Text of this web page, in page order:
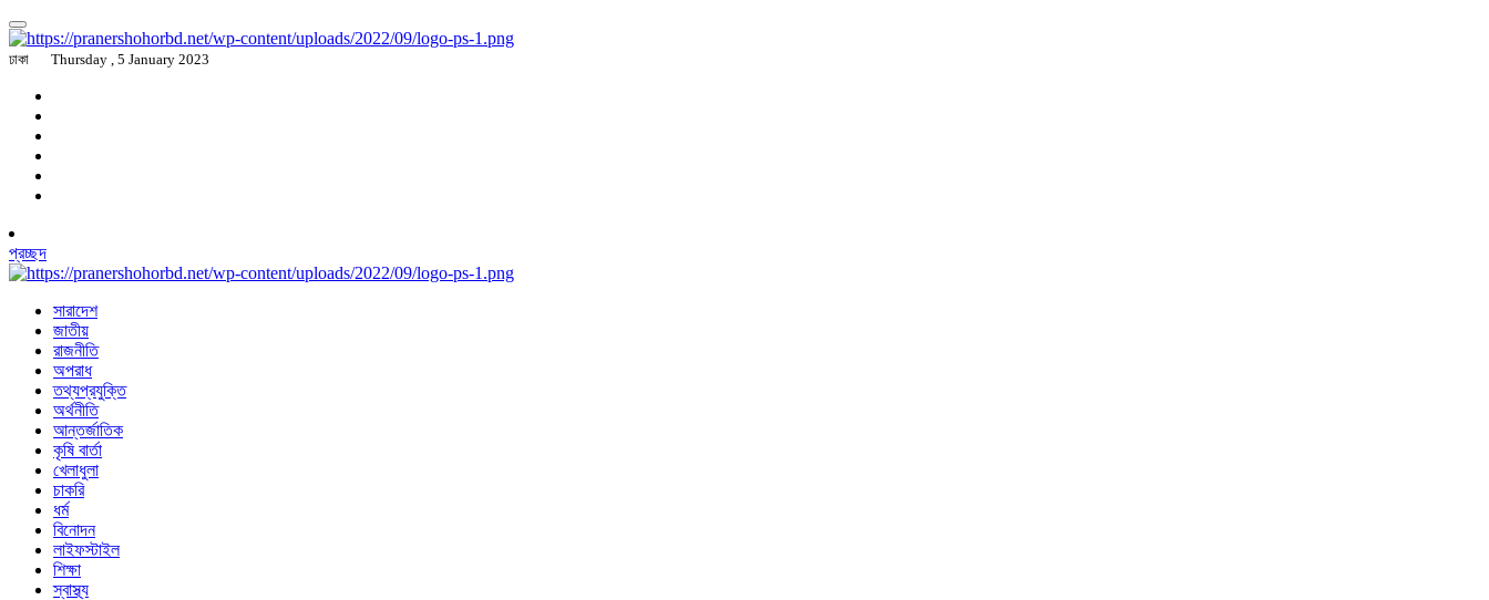
ঢাকা Thursday , 5 January 2023
প্রচ্ছদ
সারাদেশ
জাতীয়
রাজনীতি
অপরাধ
তথ্যপ্রযুক্তি
অর্থনীতি
আন্তর্জাতিক
কৃষি বার্তা
খেলাধুলা
চাকরি
ধর্ম
বিনোদন
লাইফস্টাইল
শিক্ষা
স্বাস্থ্য